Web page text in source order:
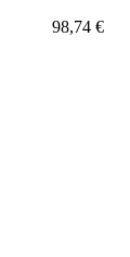
98,74 €